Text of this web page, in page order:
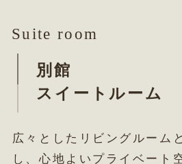
Suite room
別館
スイートルーム
広々としたリビングルーム
し、心地よいプライベート